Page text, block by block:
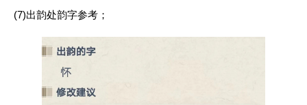
(7)出韵处韵字参考；